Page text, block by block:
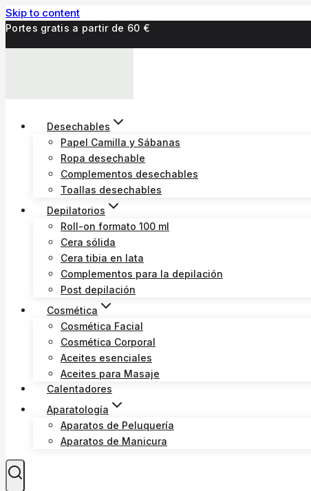
Skip to content
Portes gratis a partir de 60 €
Desechables
Papel Camilla y Sábanas
Ropa desechable
Complementos desechables
Toallas desechables
Depilatorios
Roll-on formato 100 ml
Cera sólida
Cera tibia en lata
Complementos para la depilación
Post depilación
Cosmética
Cosmética Facial
Cosmética Corporal
Aceites esenciales
Aceites para Masaje
Calentadores
Aparatología
Aparatos de Peluquería
Aparatos de Manicura